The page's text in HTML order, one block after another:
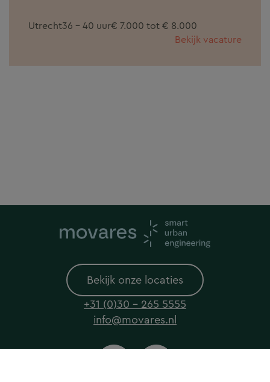
Utrecht36 - 40 uur€ 7.000 tot € 8.000
Bekijk vacature
Bekijk onze locaties
+31 (0)30 - 265 5555
info@movares.nl